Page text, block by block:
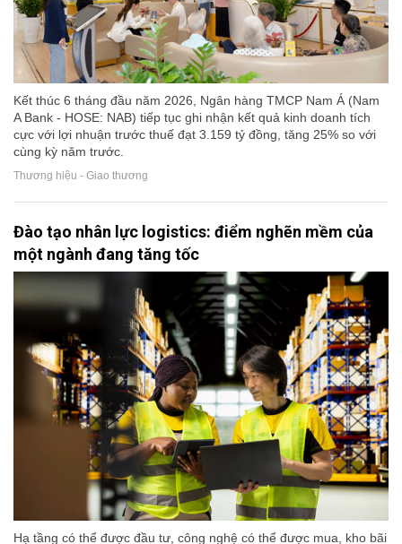
Kết thúc 6 tháng đầu năm 2026, Ngân hàng TMCP Nam Á (Nam
A Bank - HOSE: NAB) tiếp tục ghi nhận kết quả kinh doanh tích
cực với lợi nhuận trước thuế đạt 3.159 tỷ đồng, tăng 25% so với
cùng kỳ năm trước.
Thương hiệu - Giao thương
Đào tạo nhân lực logistics: điểm nghẽn mềm của
một ngành đang tăng tốc
Hạ tầng có thể được đầu tư, công nghệ có thể được mua, kho bãi